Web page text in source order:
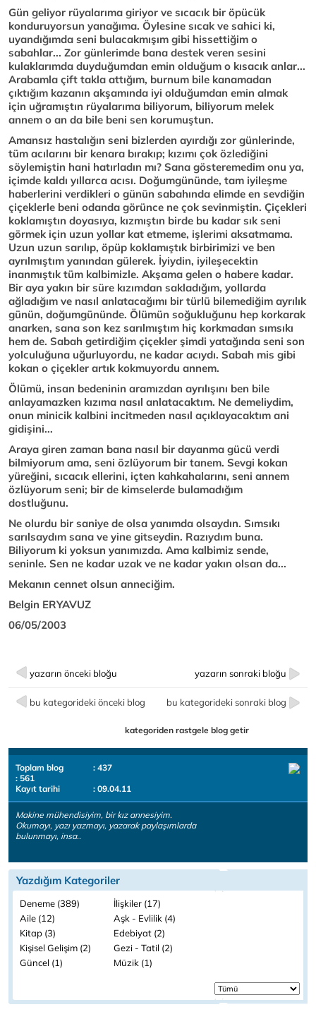
Gün geliyor rüyalarıma giriyor ve sıcacık bir öpücük
konduruyorsun yanağıma. Öylesine sıcak ve sahici ki,
uyandığımda seni bulacakmışım gibi hissettiğim o
sabahlar... Zor günlerimde bana destek veren sesini
kulaklarımda duyduğumdan emin olduğum o kısacık anlar...
Arabamla çift takla attığım, burnum bile kanamadan
çıktığım kazanın akşamında iyi olduğumdan emin almak
için uğramıştın rüyalarıma biliyorum, biliyorum melek
annem o an da bile beni sen korumuştun.
Amansız hastalığın seni bizlerden ayırdığı zor günlerinde,
tüm acılarını bir kenara bırakıp; kızımı çok özlediğini
söylemiştin hani hatırladın mı? Sana gösteremedim onu ya,
içimde kaldı yıllarca acısı. Doğumgününde, tam iyileşme
haberlerini verdikleri o günün sabahında elimde en sevdiğin
çiçeklerle beni odanda görünce ne çok sevinmiştin. Çiçekleri
koklamıştın doyasıya, kızmıştın birde bu kadar sık seni
görmek için uzun yollar kat etmeme, işlerimi aksatmama.
Uzun uzun sarılıp, öpüp koklamıştık birbirimizi ve ben
ayrılmıştım yanından gülerek. İyiydin, iyileşecektin
inanmıştık tüm kalbimizle. Akşama gelen o habere kadar.
Bir aya yakın bir süre kızımdan sakladığım, yollarda
ağladığım ve nasıl anlatacağımı bir türlü bilemediğim ayrılık
günün, doğumgününde. Ölümün soğukluğunu hep korkarak
anarken, sana son kez sarılmıştım hiç korkmadan sımsıkı
hem de. Sabah getirdiğim çiçekler şimdi yatağında seni son
yolculuğuna uğurluyordu, ne kadar acıydı. Sabah mis gibi
kokan o çiçekler artık kokmuyordu annem.
Ölümü, insan bedeninin aramızdan ayrılışını ben bile
anlayamazken kızıma nasıl anlatacaktım. Ne demeliydim,
onun minicik kalbini incitmeden nasıl açıklayacaktım ani
gidişini...
Araya giren zaman bana nasıl bir dayanma gücü verdi
bilmiyorum ama, seni özlüyorum bir tanem. Sevgi kokan
yüreğini, sıcacık ellerini, içten kahkahalarını, seni annem
özlüyorum seni; bir de kimselerde bulamadığım
dostluğunu.
Ne olurdu bir saniye de olsa yanımda olsaydın. Sımsıkı
sarılsaydım sana ve yine gitseydin. Razıydım buna.
Biliyorum ki yoksun yanımızda. Ama kalbimiz sende,
seninle. Sen ne kadar uzak ve ne kadar yakın olsan da...
Mekanın cennet olsun anneciğim.
Belgin ERYAVUZ
06/05/2003
yazarın önceki bloğu yazarın sonraki bloğu
bu kategorideki önceki blog bu kategorideki sonraki blog
kategoriden rastgele blog getir
Toplam blog
: 437
: 561
Kayıt tarihi
: 09.04.11
Makine mühendisiyim, bir kız annesiyim.
Okumayı, yazı yazmayı, yazarak paylaşımlarda
bulunmayı, insa..
Yazdığım Kategoriler
Deneme (389)
İlişkiler (17)
Aile (12)
Aşk - Evlilik (4)
Kitap (3)
Edebiyat (2)
Kişisel Gelişim (2)
Gezi - Tatil (2)
Güncel (1)
Müzik (1)